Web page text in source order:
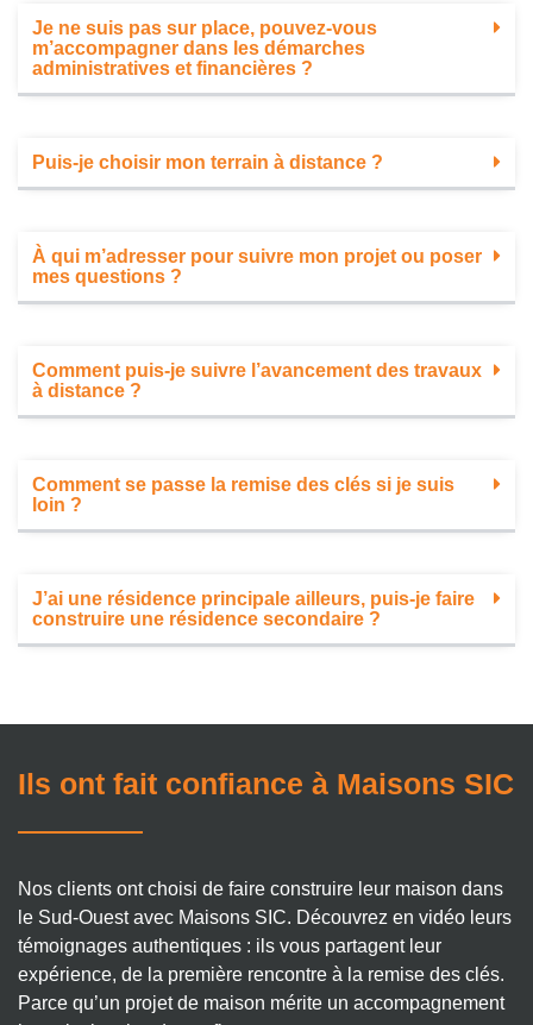
Je ne suis pas sur place, pouvez-vous
m’accompagner dans les démarches
administratives et financières ?
Puis-je choisir mon terrain à distance ?
À qui m’adresser pour suivre mon projet ou poser
mes questions ?
Comment puis-je suivre l’avancement des travaux
à distance ?
Comment se passe la remise des clés si je suis
loin ?
J’ai une résidence principale ailleurs, puis-je faire
construire une résidence secondaire ?
Ils ont fait confiance à Maisons SIC
Nos clients ont choisi de faire construire leur maison dans
le Sud-Ouest avec Maisons SIC. Découvrez en vidéo leurs
témoignages authentiques : ils vous partagent leur
expérience, de la première rencontre à la remise des clés.
Parce qu’un projet de maison mérite un accompagnement